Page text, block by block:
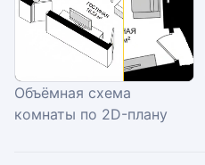
Объёмная схема
комнаты по 2D-плану